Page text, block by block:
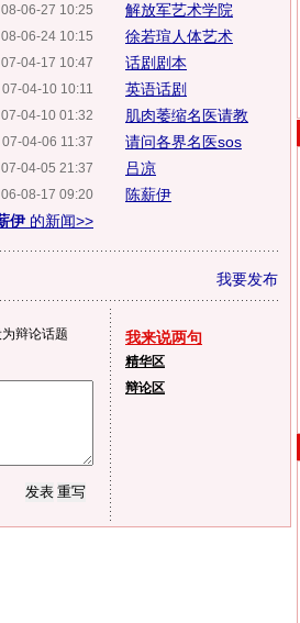
08-06-27 10:25
08-06-24 10:15
07-04-17 10:47
07-04-10 10:11
07-04-10 01:32
07-04-06 11:37
07-04-05 21:37
06-08-17 09:20
伊 的新闻>>
解放军艺术学院
徐若瑄人体艺术
话剧剧本
英语话剧
肌肉萎缩名医请教
请问各界名医sos
吕凉
陈薪伊
我要发布
辩论话题 我来说两句
精华区
辩论区